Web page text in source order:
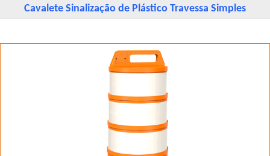
Cavalete Sinalização de Plástico Travessa Simples